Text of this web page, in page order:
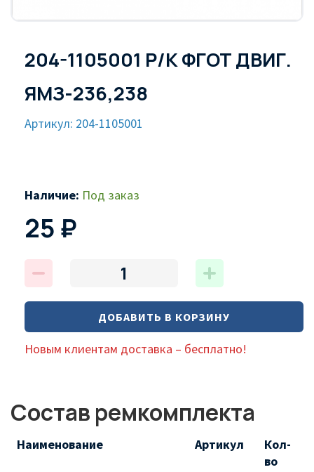
204-1105001 Р/К ФГОТ ДВИГ.
ЯМЗ-236,238
Артикул: 204-1105001
Наличие: Под заказ
25 ₽
ДОБАВИТЬ В КОРЗИНУ
Новым клиентам доставка – бесплатно!
Состав ремкомплекта
Наименование Артикул
Кол-
во